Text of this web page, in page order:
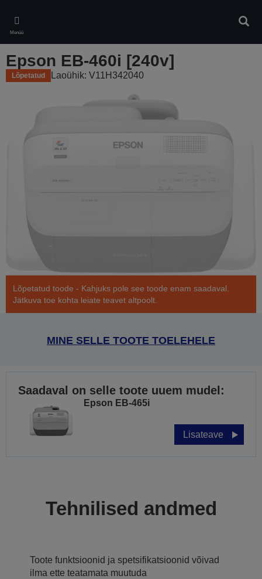
main
content
Menüü
Epson EB-460i [240v]
Lõpetatud Laoühik: V11H342040
Lõpetatud toode - Kahjuks pole see toode enam saadaval.
Jätkuva toe kohta leiate teavet altpoolt.
MINE SELLE TOOTE TOELEHELE
Saadaval on selle toote uuem mudel:
Epson EB-465i
Lisateave
Tehnilised andmed
Toote funktsioonid ja spetsifikatsioonid võivad
ilma ette teatamata muutuda